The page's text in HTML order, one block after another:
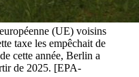
(UE) voisins
taxe les empêchait de
cette année, Berlin a
de 2025. [EPA-